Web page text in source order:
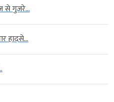
से गुजरे...
हादसे...